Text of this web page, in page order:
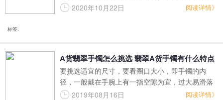
进了诗词当中，而古代玉也基本上是达官贵人才能
给很多不法商家带来了暴利，他们利用人工制造的
假玉蒙骗消费者，尤其是手镯，那么翡翠a货手镯是
什么呢？今天就由翡翠王朝的小编和大家一起聊聊
这个问题。
2020年10月22日 阅读详情》
标签:
A货翡翠手镯怎么挑选 翡翠A货手镯有什么特点
要挑选适宜的尺寸，要看圈口大小，即手镯的内
径，一般戴在手腕上有一指空隙为宜，过大易滑落
丢失，过小不易戴卸，一般南方人戴手镯圈径在54
2019年08月16日 阅读详情》